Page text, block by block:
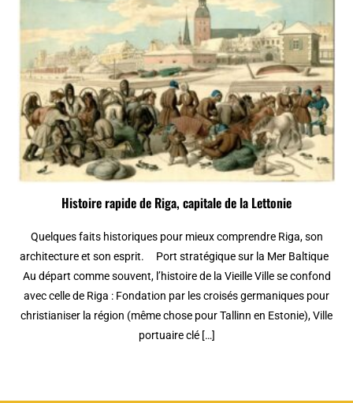
Histoire rapide de Riga, capitale de la Lettonie
Quelques faits historiques pour mieux comprendre Riga, son
architecture et son esprit. Port stratégique sur la Mer Baltique
Au départ comme souvent, l’histoire de la Vieille Ville se confond
avec celle de Riga : Fondation par les croisés germaniques pour
christianiser la région (même chose pour Tallinn en Estonie), Ville
portuaire clé […]